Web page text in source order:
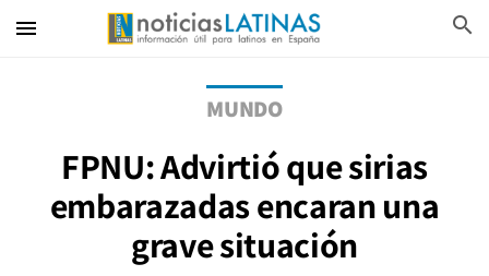
menu search
MUNDO
FPNU: Advirtió que sirias
embarazadas encaran una
grave situación